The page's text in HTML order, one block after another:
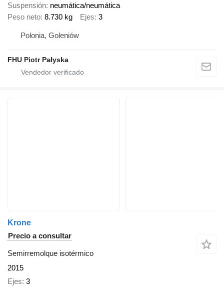
Suspensión neumática/neumática
Peso neto 8.730 kg Ejes 3
Polonia, Goleniów
FHU Piotr Pałyska
Krone
Precio a consultar
Semirremolque isotérmico
2015
Ejes 3